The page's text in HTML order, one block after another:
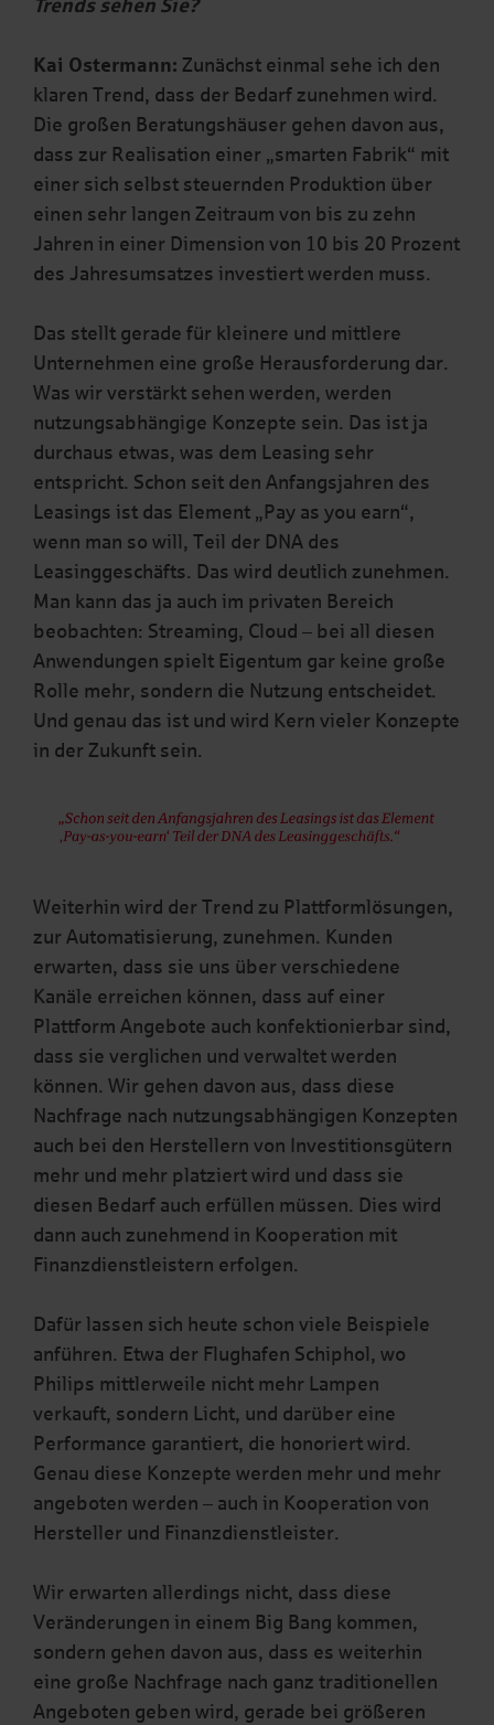
Trends sehen Sie?
Kai Ostermann: Zunächst einmal sehe ich den
klaren Trend, dass der Bedarf zunehmen wird.
Die großen Beratungshäuser gehen davon aus,
dass zur Realisation einer „smarten Fabrik“ mit
einer sich selbst steuernden Produktion über
einen sehr langen Zeitraum von bis zu zehn
Jahren in einer Dimension von 10 bis 20 Prozent
des Jahresumsatzes investiert werden muss.
Das stellt gerade für kleinere und mittlere
Unternehmen eine große Herausforderung dar.
Was wir verstärkt sehen werden, werden
nutzungsabhängige Konzepte sein. Das ist ja
durchaus etwas, was dem Leasing sehr
entspricht. Schon seit den Anfangsjahren des
Leasings ist das Element „Pay as you earn“,
wenn man so will, Teil der DNA des
Leasinggeschäfts. Das wird deutlich zunehmen.
Man kann das ja auch im privaten Bereich
beobachten: Streaming, Cloud – bei all diesen
Anwendungen spielt Eigentum gar keine große
Rolle mehr, sondern die Nutzung entscheidet.
Und genau das ist und wird Kern vieler Konzepte
in der Zukunft sein.
Weiterhin wird der Trend zu Plattformlösungen,
zur Automatisierung, zunehmen. Kunden
erwarten, dass sie uns über verschiedene
Kanäle erreichen können, dass auf einer
Plattform Angebote auch konfektionierbar sind,
dass sie verglichen und verwaltet werden
können. Wir gehen davon aus, dass diese
Nachfrage nach nutzungsabhängigen Konzepten
auch bei den Herstellern von Investitionsgütern
mehr und mehr platziert wird und dass sie
diesen Bedarf auch erfüllen müssen. Dies wird
dann auch zunehmend in Kooperation mit
Finanzdienstleistern erfolgen.
Dafür lassen sich heute schon viele Beispiele
anführen. Etwa der Flughafen Schiphol, wo
Philips mittlerweile nicht mehr Lampen
verkauft, sondern Licht, und darüber eine
Performance garantiert, die honoriert wird.
Genau diese Konzepte werden mehr und mehr
angeboten werden – auch in Kooperation von
Hersteller und Finanzdienstleister.
Wir erwarten allerdings nicht, dass diese
Veränderungen in einem Big Bang kommen,
sondern gehen davon aus, dass es weiterhin
eine große Nachfrage nach ganz traditionellen
Angeboten geben wird, gerade bei größeren